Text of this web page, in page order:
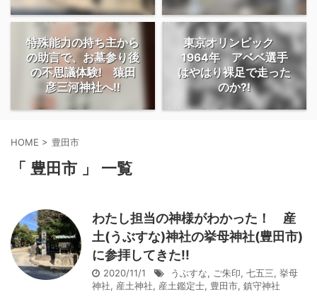
特殊能力の持ち主から
の助言で、お墓参り後
の不思議体験! 猿田
彦三河神社へ!!
東京オリンピック
1964年 アベベ選手
はやはり裸足で走った
のか?!
HOME > 豊田市
「 豊田市 」 一覧
わたし担当の神様がわかった！ 産
土(うぶすな)神社の挙母神社(豊田市)
に参拝してきた!!
2020/11/1 うぶすな, ご朱印, 七五三, 挙母
神社, 産土神社, 産土鑑定士, 豊田市, 鎮守神社